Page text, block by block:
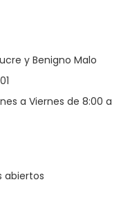
y Benigno Malo
a Viernes de 8:00 a
abiertos